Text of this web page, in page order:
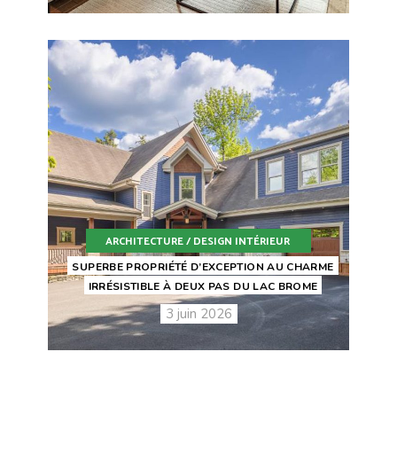
ARCHITECTURE / DESIGN INTÉRIEUR
SUPERBE PROPRIÉTÉ D’EXCEPTION AU CHARME
IRRÉSISTIBLE À DEUX PAS DU LAC BROME
3 juin 2026